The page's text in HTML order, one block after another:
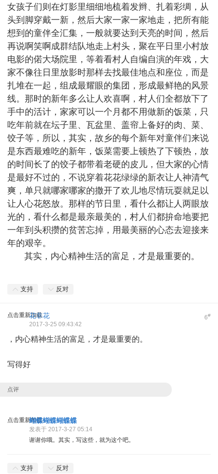
女孩子们则在灯影里细细地梳着发辫、扎着彩绸，从
头到脚穿戴一新，然后大家一家一家地走，把所有能
想到的童伴全汇集，一般就要达到天亮的时间，然后
再说啊笑啊成群结队地走上村头，聚在平日里小村放
电影的偌大场院里，等着看村人自编自演的年戏，大
家不像往日里放影时那样去找最佳地点和座位，而是
扎堆在一起，组成最耀眼的集团，形成最鲜艳的风景
线。那时的新年多么让人欢喜啊，村人们全都放下了
手中的活计，家家可以一个月都不用做新的饭菜，只
吃年前就在坛子里、瓦盆里、盖帘上备好的肉、菜、
饺子等，所以，其实，故乡的每个新年对童伴们来说
是东西最难吃的新年，饭菜需要上顿热了下顿热，放
的时间长了的饺子都带着老硬的皮儿，但大家的心情
是最好不过的，不说穿着花花绿绿的新衣让人神清气
爽，单只就哪家哪家的撒开了欢儿地尽情玩耍就足以
让人心花怒放。那样的节日里，看什么都让人两眼放
光的，看什么都是最亲最美的，村人们都拚命地要把
一年到头积攒的贫苦忘掉，用最美丽的心态去迎接来
年的艰辛。
其实，内心精神生活的富足，才是最重要的。
支持 反对
点击重新加载 6#
花非花
2017-3-25 09:43:42
，内心精神生活的富足，才是最重要的。
写得好
点评
点击重新加载蝴蝶蝴蝶蝴蝶蝶
发表于 2017-3-27 05:14
谢谢你哦。其实，写这些，就为这个吧。
支持 反对